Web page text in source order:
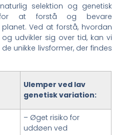
selektion og genetisk
for at forstå og bevare
Ved at forstå, hvordan
udvikler sig over tid, kan vi
unikke livsformer, der findes
Ulemper ved lav
genetisk variation:
– Øget risiko for
uddøen ved